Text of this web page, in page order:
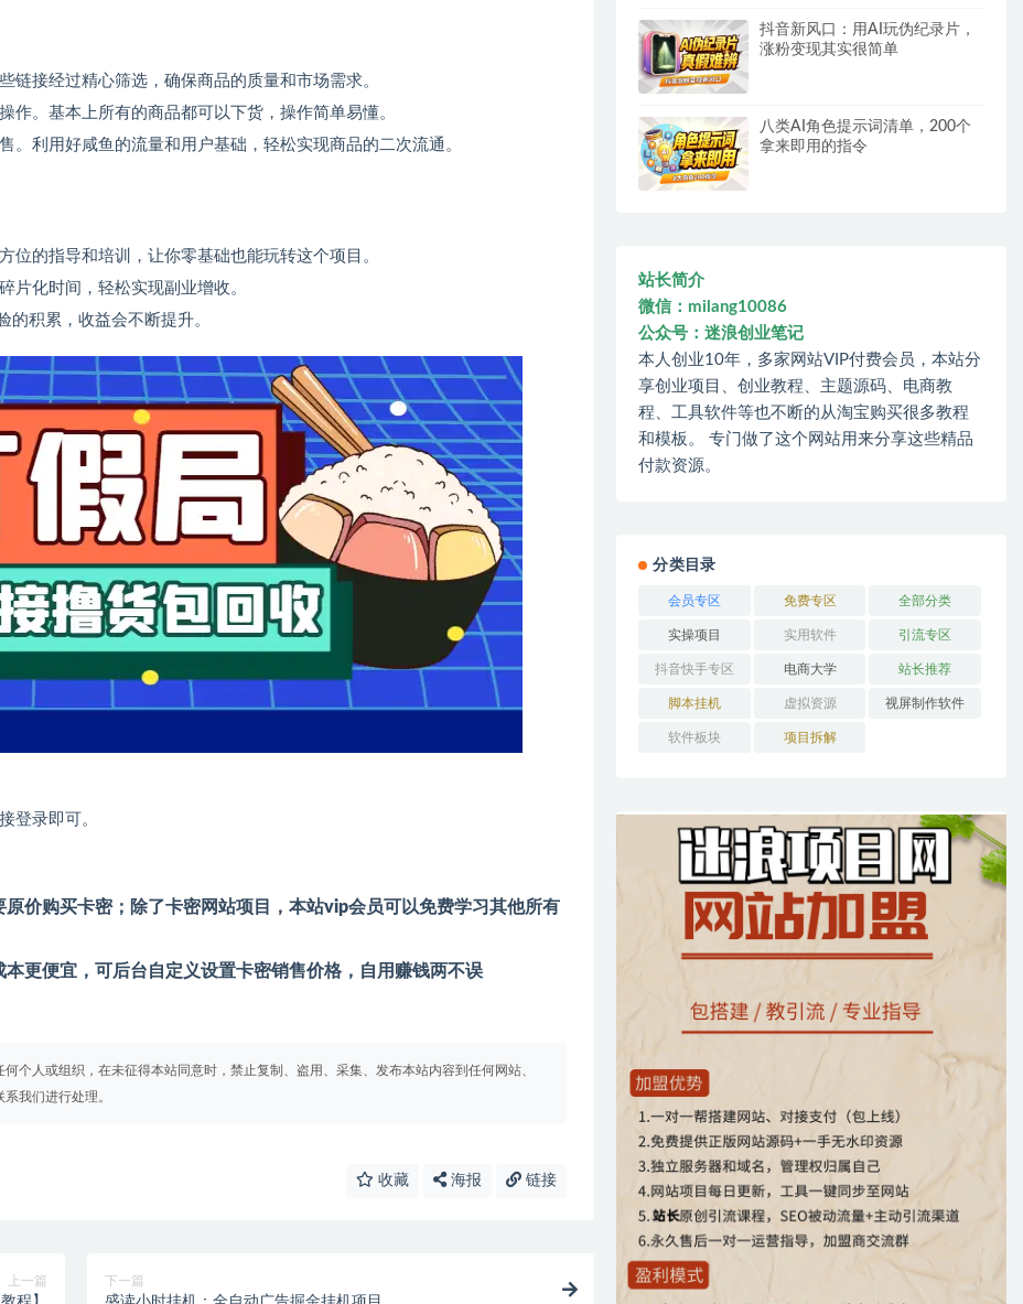
链接经过精心筛选，确保商品的质量和市场需求。
作。基本上所有的商品都可以下货，操作简单易懂。
。利用好咸鱼的流量和用户基础，轻松实现商品的二次流通。
位的指导和培训，让你零基础也能玩转这个项目。
片化时间，轻松实现副业增收。
积累，收益会不断提升。
登录即可。
价购买卡密；除了卡密网站项目，本站vip会员可以免费学习其他所有
更便宜，可后台自定义设置卡密销售价格，自用赚钱两不误
个人或组织，在未征得本站同意时，禁止复制、盗用、采集、发布本站内容到任何网站、
我们进行处理。
收藏 海报 链接
上一篇 下一篇
抖音新风口：用AI玩伪纪录片，
涨粉变现其实很简单
八类AI角色提示词清单，200个
拿来即用的指令
站长简介
微信：milang10086
公众号：迷浪创业笔记
本人创业10年，多家网站VIP付费会员，本站分
享创业项目、创业教程、主题源码、电商教
程、工具软件等也不断的从淘宝购买很多教程
和模板。 专门做了这个网站用来分享这些精品
付款资源。
分类目录
会员专区 免费专区 全部分类
实操项目 实用软件 引流专区
抖音快手专区 电商大学 站长推荐
脚本挂机 虚拟资源 视屏制作软件
软件板块 项目拆解